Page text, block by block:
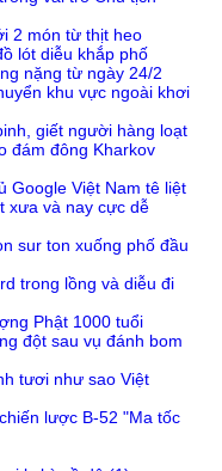
2 món từ thịt heo
lót diễu khắp phố
nặng từ ngày 24/2
khu vực ngoài khơi
giết người hàng loạt
đám đông Kharkov
Google Việt Nam tê liệt
xưa và nay cực dễ
sur ton xuống phố đầu
trong lồng và diễu đi
Phật 1000 tuổi
đột sau vụ đánh bom
tươi như sao Việt
lược B-52 "Ma tốc